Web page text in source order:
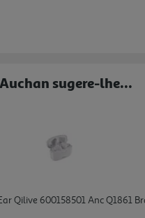
sugere-lhe...
Qilive 600158501 Anc Q1861